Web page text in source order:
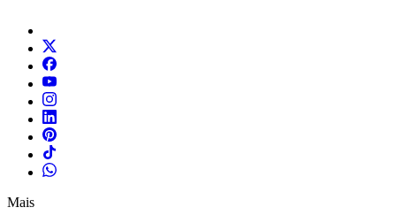
Mais